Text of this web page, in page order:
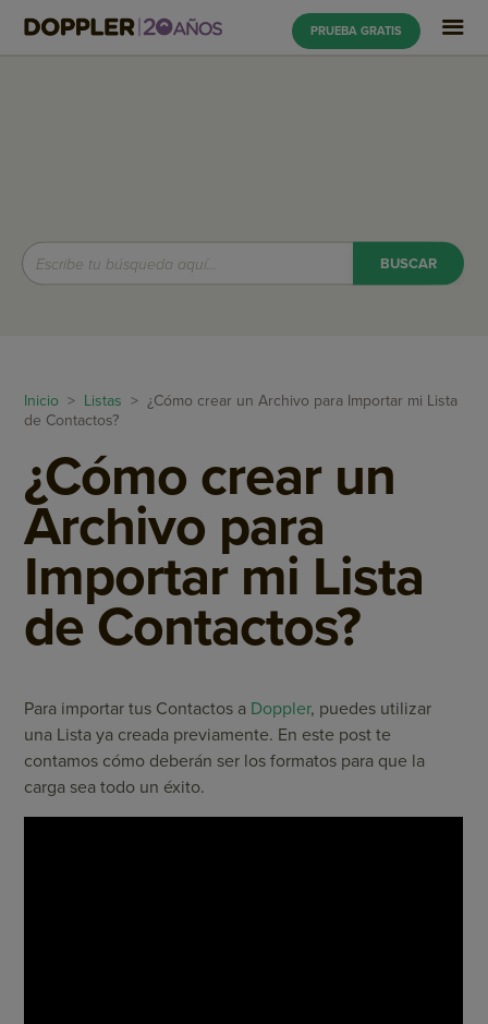
PRUEBA GRATIS
Inicio > Listas > ¿Cómo crear un Archivo para Importar mi Lista
de Contactos?
¿Cómo crear un
Archivo para
Importar mi Lista
de Contactos?
Para importar tus Contactos a Doppler, puedes utilizar
una Lista ya creada previamente. En este post te
contamos cómo deberán ser los formatos para que la
carga sea todo un éxito.